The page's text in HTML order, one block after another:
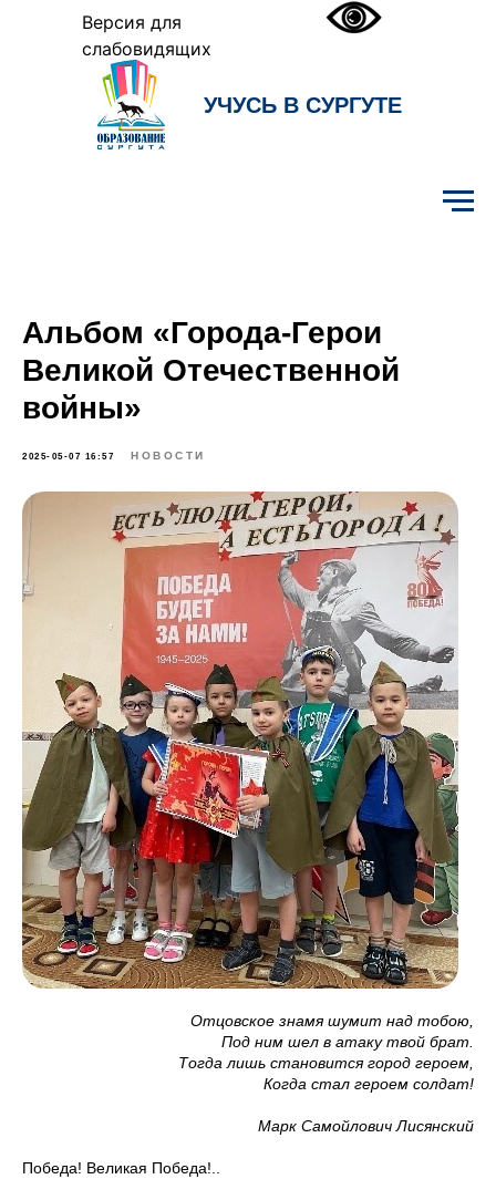
Версия для
слабовидящих
УЧУСЬ В СУРГУТЕ
Альбом «Города-Герои
Великой Отечественной
войны»
2025-05-07 16:57 НОВОСТИ
Отцовское знамя шумит над тобою,
Под ним шел в атаку твой брат.
Тогда лишь становится город героем,
Когда стал героем солдат!
Марк Самойлович Лисянский
Победа! Великая Победа!..